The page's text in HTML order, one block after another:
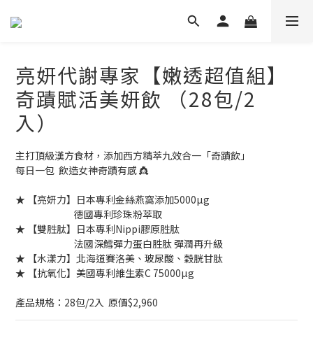
亮妍代謝專家【嫩透超值組】
奇蹟賦活美妍飲 （28包/2
入）
主打頂級漢方食材，添加西方精萃九效合一「奇蹟飲」
每日一包  飲造女神奇蹟有感 👸
★ 【亮妍力】日本專利金絲燕窩添加5000µg
                            德國專利珍珠粉萃取
★ 【雙胜肽】日本專利Nippi膠原胜肽
                            法國深鱈彈力蛋白胜肽 彈潤再升級
★ 【水漾力】北海道賽洛美、玻尿酸、穀胱甘肽
★ 【抗氧化】美國專利維生素C 75000µg
產品規格：28包/2入  原價$2,960